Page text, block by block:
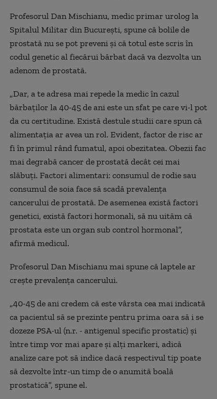
Profesorul Dan Mischianu, medic primar urolog la
Spitalul Militar din București, spune că bolile de
prostată nu se pot preveni și că totul este scris în
codul genetic al fiecărui bărbat dacă va dezvolta un
adenom de prostată.
„Dar, a te adresa mai repede la medic în cazul
bărbaților la 40-45 de ani este un sfat pe care vi-l pot
da cu certitudine. Există destule studii care spun că
alimentația ar avea un rol. Evident, factor de risc ar
fi în primul rând fumatul, apoi obezitatea. Obezii fac
mai degrabă cancer de prostată decât cei mai
slăbuți. Factori alimentari: consumul de rodie sau
consumul de soia face să scadă prevalența
cancerului de prostată. De asemenea există factori
genetici, există factori hormonali, să nu uităm că
prostata este un organ sub control hormonal”,
afirmă medicul.
Profesorul Dan Mischianu mai spune că laptele ar
crește prevalența cancerului.
„40-45 de ani credem că este vârsta cea mai indicată
ca pacientul să se prezinte pentru prima oara să i se
dozeze PSA-ul (n.r. - antigenul specific prostatic) și
între timp vor mai apare și alți markeri, adică
analize care pot să indice dacă respectivul tip poate
să dezvolte într-un timp de o anumită boală
prostatică”, spune el.